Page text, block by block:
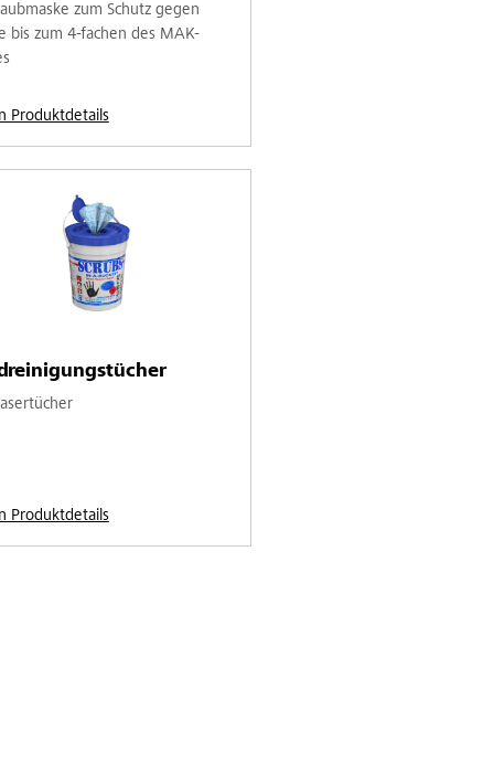
zum Schutz gegen
bis zum 4-fachen des MAK-
Produktdetails
Produktdetails